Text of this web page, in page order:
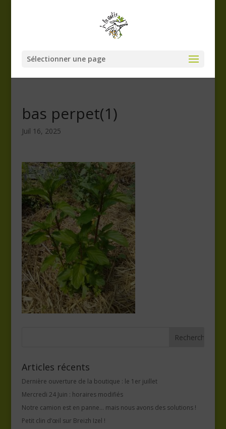
Sélectionner une page
bas perpet(1)
Juil 16, 2025
Articles récents
Dernière ouverture de la boutique : le 1er juillet
Mercredi 24 Juin : horaires modifiés
Notre camion est en panne… mais nous avons des solutions !
Petit clin d’œil sur Breizh Izel !